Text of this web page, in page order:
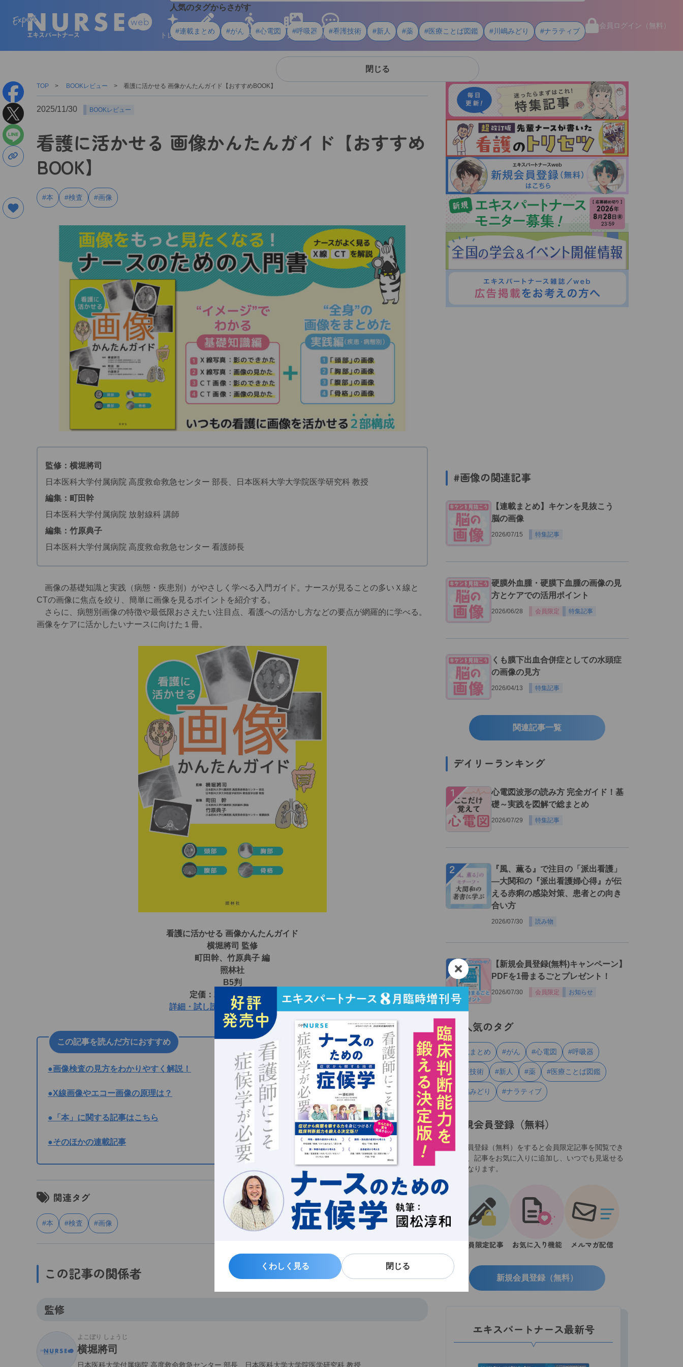
人気のタグからさがす
#連載まとめ #がん #心電図 #呼吸器 #看護技術 #新人 #薬 #医療ことば図鑑 #川嶋みどり #ナラティブ
閉じる
会員ログイン（無料）
トレンド
学ぶ ライフスタイル メディア 用語・資料
くわしく見る 閉じる
くわしく見る 閉じる
TOP BOOKレビュー 看護に活かせる 画像かんたんガイド【おすすめBOOK】
2025/11/30 BOOKレビュー
看護に活かせる 画像かんたんガイド【おすすめ
BOOK】
#本 #検査 #画像
監修：横堀將司
日本医科大学付属病院 高度救命救急センター 部長、日本医科大学大学院医学研究科 教授
編集：町田幹
日本医科大学付属病院 放射線科 講師
編集：竹原典子
日本医科大学付属病院 高度救命救急センター 看護師長
画像の基礎知識と実践（病態・疾患別）がやさしく学べる入門ガイド。ナースが見ることの多いＸ線と
CTの画像に焦点を絞り、簡単に画像を見るポイントを紹介する。
さらに、病態別画像の特徴や最低限おさえたい注目点、看護への活かし方などの要点が網羅的に学べる。
画像をケアに活かしたいナースに向けた１冊。
看護に活かせる 画像かんたんガイド
横堀將司 監修
町田幹、竹原典子 編
照林社
B5判
定価：2,530円（税込）
詳細・試し読み・購入はこちら
この記事を読んだ方におすすめ
●画像検査の見方をわかりやすく解説！
●X線画像やエコー画像の原理は？
●「本」に関する記事はこちら
●そのほかの連載記事
関連タグ
#本 #検査 #画像
この記事の関係者
監修
よこぼり しょうじ
横堀將司
日本医科大学付属病院 高度救命救急センター 部長、日本医科大学大学院医学研究科 教授
#画像の関連記事
【連載まとめ】キケンを見抜こう
脳の画像
2026/07/15 特集記事
硬膜外血腫・硬膜下血腫の画像の見
方とケアでの活用ポイント
2026/06/28 会員限定 特集記事
くも膜下出血合併症としての水頭症
の画像の見方
2026/04/13 特集記事
関連記事一覧
デイリーランキング
１
心電図波形の読み方 完全ガイド！基
礎～実践を図解で総まとめ
2026/07/29 特集記事
２
『風、薫る』で注目の「派出看護」
―大関和の『派出看護婦心得』が伝
える赤痢の感染対策、患者との向き
合い方
2026/07/30 読み物
３
【新規会員登録(無料)キャンペーン】
PDFを1冊まるごとプレゼント！
2026/07/30 会員限定 お知らせ
人気のタグ
#連載まとめ #がん #心電図 #呼吸器
#看護技術 #新人 #薬 #医療ことば図鑑
#川嶋みどり #ナラティブ
新規会員登録（無料）
新規会員登録（無料）をすると会員限定記事を閲覧でき
るほか、記事をお気に入りに追加し、いつでも見返せる
ようになります。
会員限定記事 お気に入り機能 メルマガ配信
新規会員登録（無料）
エキスパートナース最新号